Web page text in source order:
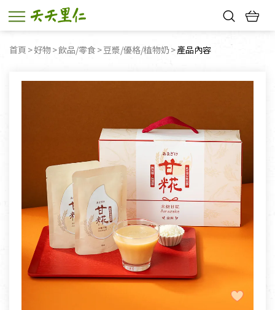
首頁 好物 飲品/零食 豆漿/優格/植物奶 目前頁面：
產品內容